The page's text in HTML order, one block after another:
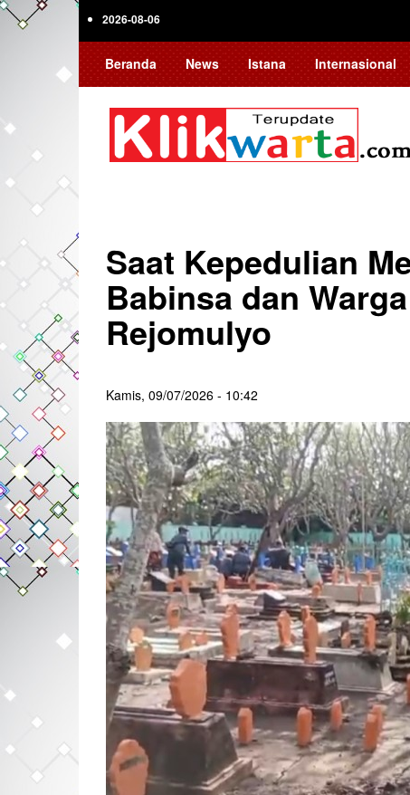
Skip
2026-08-06
Beranda News Istana Internasional
Saat Kepedulian
Babinsa dan
Rejomulyo
Kamis, 09/07/2026 - 10:42